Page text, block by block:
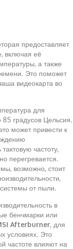
предоставляет
включая её
а также
Это поможет
видеокарта во
для
85 градусов Цельсия.
может привести к
частоту,
перегревается.
возможно, стоит
от пыли.
в
бенчмарки или
Afterburner, для
условиях. Это
частоте влияют на